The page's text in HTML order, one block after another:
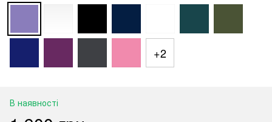
+2
В наявності